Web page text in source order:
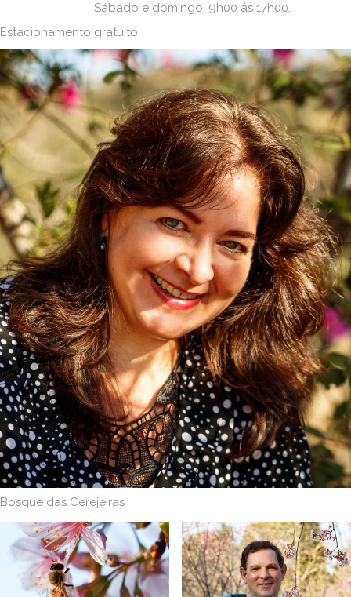
Sábado e domingo: 9h00 ás 17h00.
Estacionamento gratuito.
Bosque das Cerejeiras